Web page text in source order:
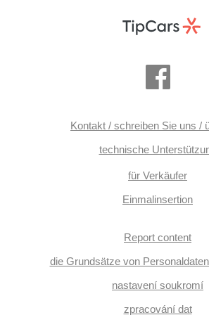
Zentralverriegelung, řazení pádly pod
Sperrdiferential, Fahrgestell
světlomety, Beifahrerairbagdeaktivierung,
Zentralverriegelung mit
Rücksitzbank, head-up display, hlasové
systém (AVM), parkovací senzory
abgestimmter Auspuff, Servolenkung,
Stabilitätsprogramm (ESP),
EDS, Notbremsung (PEBS), asistent
(TSA), Brems-Assistent, automatisch im
Geschwindigkeitsregelung von der
4x4, Automatikgetriebe, 8
Kontakt / schreiben Sie uns /
technische
für Verkäufer
Einmalinsertion
Report content
die Grundsätze von
nastavení soukromí
zpracování dat